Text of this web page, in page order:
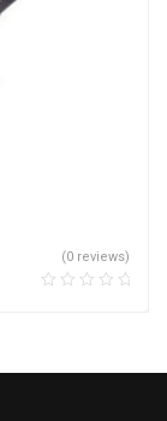
(0 reviews)